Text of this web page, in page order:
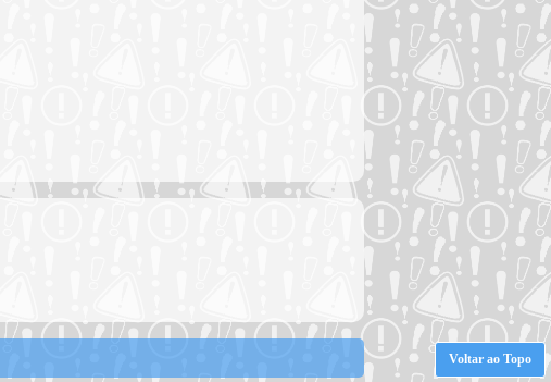
Voltar ao Topo